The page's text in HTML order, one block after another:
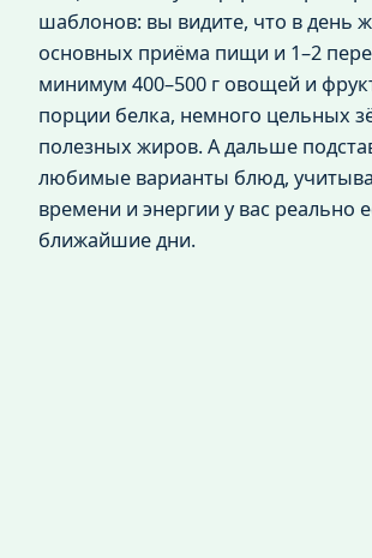
шаблонов: вы видите, что в день
основных приёма пищи и 1–2
минимум 400–500 г овощей и
порции белка, немного цельных
полезных жиров. А дальше
любимые варианты блюд,
времени и энергии у вас реально
ближайшие дни.